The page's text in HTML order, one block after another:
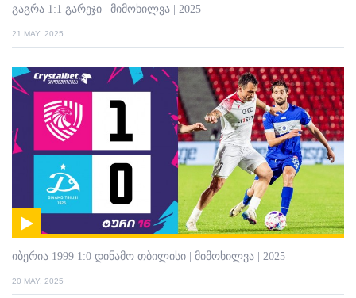
გაგრა 1:1 გარეჯი | მიმოხილვა | 2025
21 MAY. 2025
იბერია 1999 1:0 დინამო თბილისი | მიმოხილვა | 2025
20 MAY. 2025